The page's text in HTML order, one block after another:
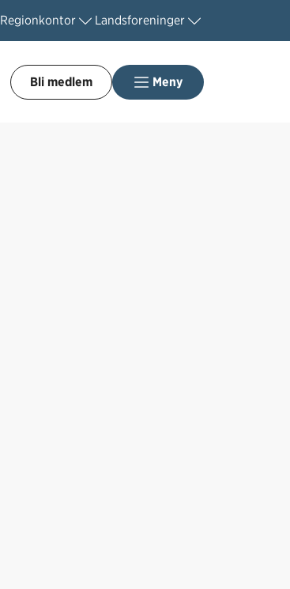
Regionkontor Landsforeninger
Bli medlem Meny